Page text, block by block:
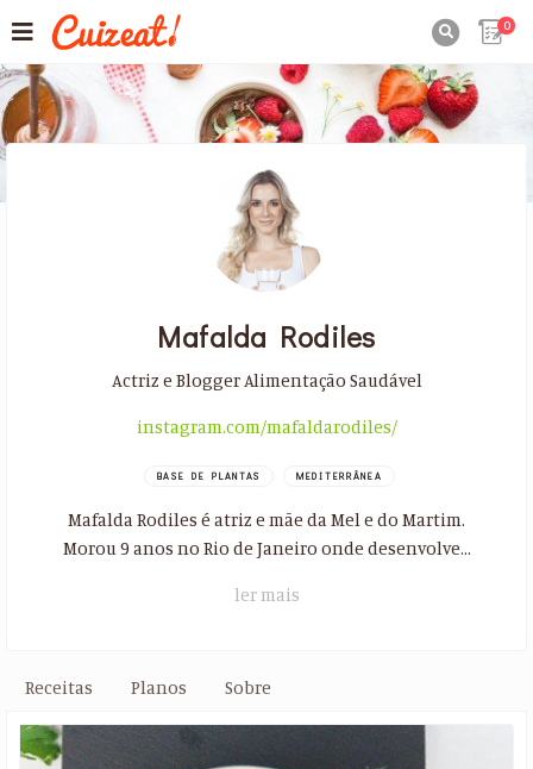
0
Mafalda Rodiles
Actriz e Blogger Alimentação Saudável
instagram.com/mafaldarodiles/
BASE DE PLANTAS MEDITERRÂNEA
Mafalda Rodiles é atriz e mãe da Mel e do Martim.
Morou 9 anos no Rio de Janeiro onde desenvolve...
ler mais
Receitas Planos Sobre